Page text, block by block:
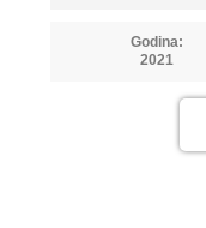
Godina:
2021